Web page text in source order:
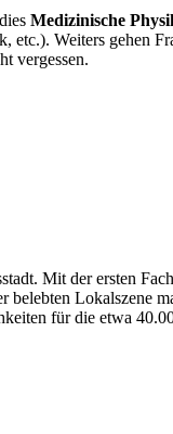
Medizinische
etc.). Weiters gehen
vergessen.
Mit der ersten
Lokalszene
für die etwa